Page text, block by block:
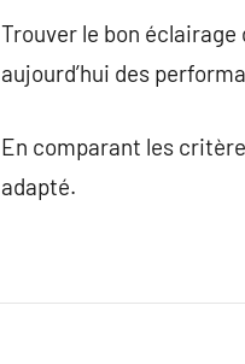
Trouver le bon
aujourd’hui des
En comparant les
adapté.